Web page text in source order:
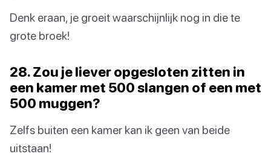
Denk eraan, je groeit waarschijnlijk nog in die te
grote broek!
28. Zou je liever opgesloten zitten in
een kamer met 500 slangen of een met
500 muggen?
Zelfs buiten een kamer kan ik geen van beide
uitstaan!